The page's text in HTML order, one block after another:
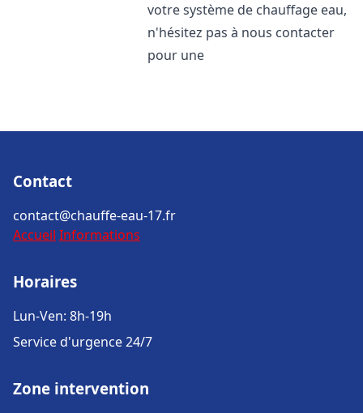
votre système de chauffage eau,
n'hésitez pas à nous contacter
pour une
Contact
contact@chauffe-eau-17.fr
Accueil Informations
Horaires
Lun-Ven: 8h-19h
Service d'urgence 24/7
Zone intervention